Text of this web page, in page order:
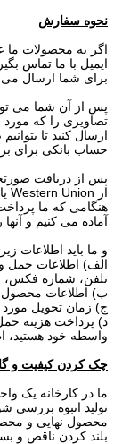
نحوه سفارش
اگر به محصولات ما
ایمیل با ما تماس
برای شما ارسال می
پس از آن شما می
تصاویری را که مورد
حساب بانکی برای
از Western Union یا Bank Transfer یا PayPal ترتیب دهید.
هنگامی که ما
آماده می کنیم و آنها را در 3-5 روز کاری
و ما باید اطلاعات
الف) اطلاعات حمل
تلفن، شماره فکس،
ب) اطلاعات محصول -
ج) زمان تحویل مورد
د) پرداخت هزینه
واسطه خود هستید،
چک کردن کیفیت و
تولید انبوه بررسی
محصول نهایی و
بلند کردن ناقص و